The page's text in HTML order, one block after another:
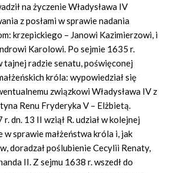
na życzenie Władysława IV
z posłami w sprawie nadania
krzepickiego – Janowi Kazimierzowi, i
Karolowi. Po sejmie 1635 r.
tajnej radzie senatu, poświęconej
króla: wypowiedział się
związkowi Władysława IV z
Renu Fryderyka V – Elżbietą.
dn. 13 II wziął R. udział w kolejnej
w sprawie małżeństwa króla i, jak
doradzał poślubienie Cecylii Renaty,
II. Z sejmu 1638 r. wszedł do